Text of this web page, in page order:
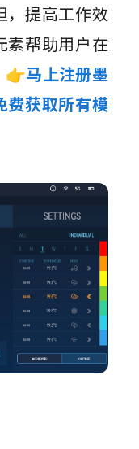
，提高工作效
素帮助用户在
👉马上注册墨
费获取所有模